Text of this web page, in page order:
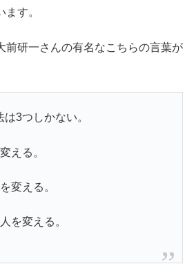
す。
前研一さんの有名なこちらの言葉が
3つしかない。
える。
変える。
を変える。